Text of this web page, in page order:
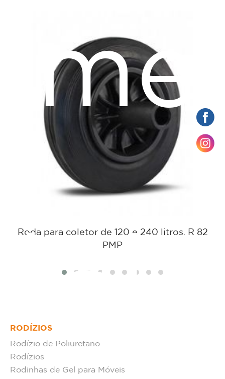
Roda para coletor de 120 e 240 litros. R 82
PMP
RODÍZIOS
Rodízio de Poliuretano
Rodízios
Rodinhas de Gel para Móveis